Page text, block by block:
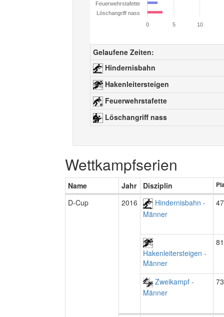
Feuerwehrstafette
Löschangriff nass
0
5 10
Gelaufene Zeiten:
Hindernisbahn
Hakenleitersteigen
Feuerwehrstafette
Löschangriff nass
Wettkampfserien
Name Jahr Disziplin
D-Cup 2016
Hindernisbahn -
Männer
Hakenleitersteigen -
Männer
Zweikampf -
Männer